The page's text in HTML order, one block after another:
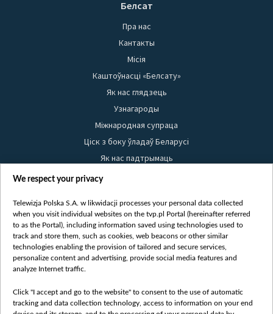
Белсат
Пра нас
Кантакты
Місія
Каштоўнасці «Белсату»
Як нас глядзець
Узнагароды
Міжнародная супраца
Ціск з боку ўладаў Беларусі
Як нас падтрымаць
Правілы выкарыстання матэрыялаў
Бяспека
Youtube
Белсат news
Белсат Shorts
Жэстачайшы мульт
Belsat English
We respect your privacy
Telewizja Polska S.A. w likwidacji processes your personal data collected
when you visit individual websites on the tvp.pl Portal (hereinafter referred
to as the Portal), including information saved using technologies used to
track and store them, such as cookies, web beacons or other similar
technologies enabling the provision of tailored and secure services,
personalize content and advertising, provide social media features and
analyze Internet traffic.
Click "I accept and go to the website" to consent to the use of automatic
tracking and data collection technology, access to information on your end